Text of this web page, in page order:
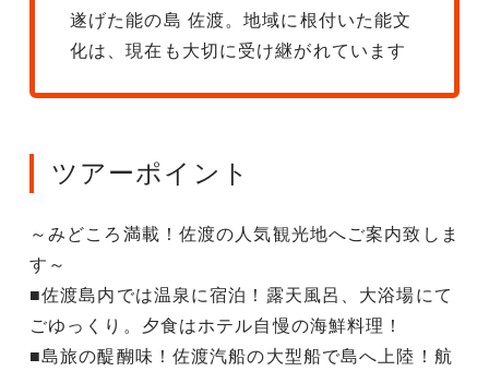
遂げた能の島 佐渡。地域に根付いた能文
化は、現在も大切に受け継がれています
ツアーポイント
～みどころ満載！佐渡の人気観光地へご案内致しま
す～
■佐渡島内では温泉に宿泊！露天風呂、大浴場にて
ごゆっくり。夕食はホテル自慢の海鮮料理！
■島旅の醍醐味！佐渡汽船の大型船で島へ上陸！航